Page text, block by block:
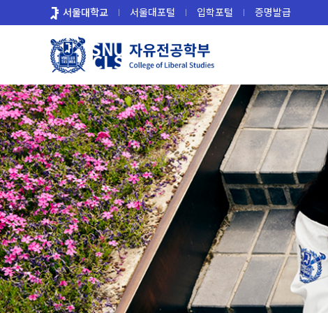
로
뉴
서울대학교 서울대포털 입학포털 증명발급